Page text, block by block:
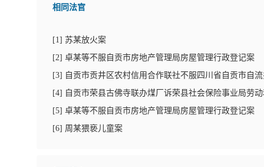
相同法官
[1] 苏某放火案
[2] 卓某等不服自贡市房地产管理局房屋管理行政登记案
[3] 自贡市贡井区农村信用合作联社不服四川省自贡市自
[4] 自贡市荣县古佛寺联办煤厂诉荣县社会保险事业局劳
[5] 卓某等不服自贡市房地产管理局房屋管理行政登记案
[6] 周某猥亵儿童案